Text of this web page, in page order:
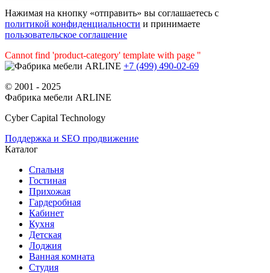
Нажимая на кнопку «отправить» вы соглашаетесь с
политикой конфиденциальности и принимаете
пользовательское соглашение
Cannot find 'product-category' template with page ''
+7 (499) 490-02-69
© 2001 - 2025
Фабрика мебели ARLINE
Cyber Capital Technology
Поддержка и SEO продвижение
Каталог
Спальня
Гостиная
Прихожая
Гардеробная
Кабинет
Кухня
Детская
Лоджия
Ванная комната
Студия